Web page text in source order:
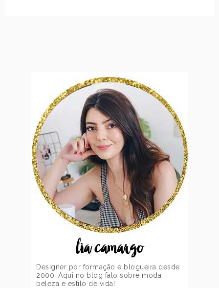
lia camargo
Designer por formação e blogueira desde
2000. Aqui no blog falo sobre moda,
beleza e estilo de vida!